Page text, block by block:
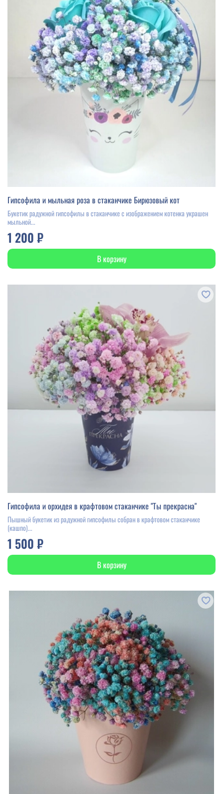
Гипсофила и мыльная роза в стаканчике Бирюзовый кот
Букетик радужной гипсофилы в стаканчике с изображением котенка украшен
мыльной...
1 200 ₽
В корзину
Гипсофила и орхидея в крафтовом стаканчике "Ты прекрасна"
Пышный букетик из радужной гипсофилы собран в крафтовом стаканчике
(кашпо)...
1 500 ₽
В корзину